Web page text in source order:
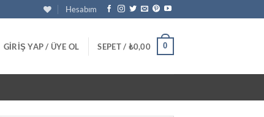
Hesabım
GIRIŞ YAP / ÜYE OL SEPET / ₺0,00 0